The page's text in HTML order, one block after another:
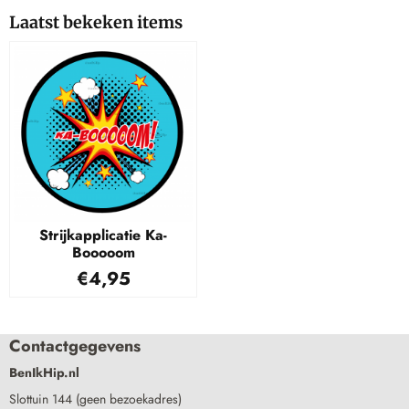
Laatst bekeken items
Strijkapplicatie Ka-
Booooom
€4,95
Contactgegevens
BenIkHip.nl
Slottuin 144 (geen bezoekadres)